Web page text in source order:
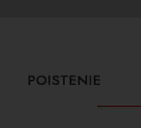
POISTENIE